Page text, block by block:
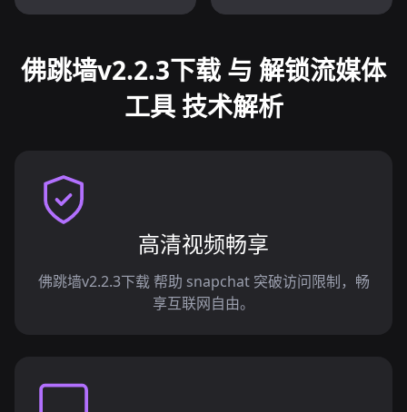
佛跳墙v2.2.3下载 与 解锁流媒体
工具 技术解析
高清视频畅享
佛跳墙v2.2.3下载 帮助 snapchat 突破访问限制，畅
享互联网自由。